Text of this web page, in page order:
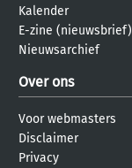
Kalender
E-zine (nieuwsbrief)
Nieuwsarchief
Over ons
Voor webmasters
Disclaimer
Privacy